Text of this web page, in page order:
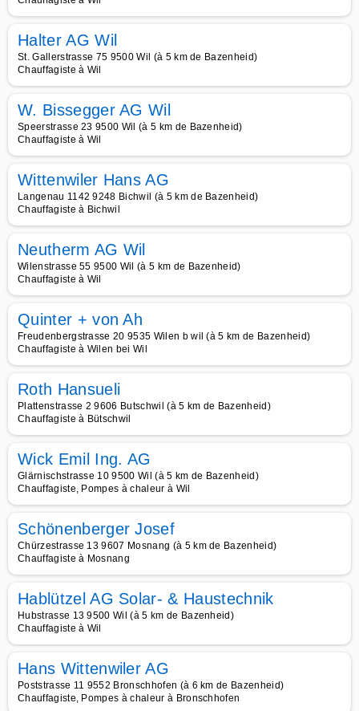
Halter AG Wil
St. Gallerstrasse 75 9500 Wil (à 5 km de Bazenheid)
Chauffagiste à Wil
W. Bissegger AG Wil
Speerstrasse 23 9500 Wil (à 5 km de Bazenheid)
Chauffagiste à Wil
Wittenwiler Hans AG
Langenau 1142 9248 Bichwil (à 5 km de Bazenheid)
Chauffagiste à Bichwil
Neutherm AG Wil
Wilenstrasse 55 9500 Wil (à 5 km de Bazenheid)
Chauffagiste à Wil
Quinter + von Ah
Freudenbergstrasse 20 9535 Wilen b wil (à 5 km de Bazenheid)
Chauffagiste à Wilen bei Wil
Roth Hansueli
Plattenstrasse 2 9606 Butschwil (à 5 km de Bazenheid)
Chauffagiste à Bütschwil
Wick Emil Ing. AG
Glärnischstrasse 10 9500 Wil (à 5 km de Bazenheid)
Chauffagiste, Pompes à chaleur à Wil
Schönenberger Josef
Chürzestrasse 13 9607 Mosnang (à 5 km de Bazenheid)
Chauffagiste à Mosnang
Hablützel AG Solar- & Haustechnik
Hubstrasse 13 9500 Wil (à 5 km de Bazenheid)
Chauffagiste à Wil
Hans Wittenwiler AG
Poststrasse 11 9552 Bronschhofen (à 6 km de Bazenheid)
Chauffagiste, Pompes à chaleur à Bronschhofen